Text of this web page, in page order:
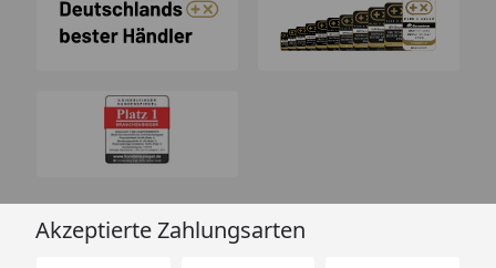
Akzeptierte Zahlungsarten